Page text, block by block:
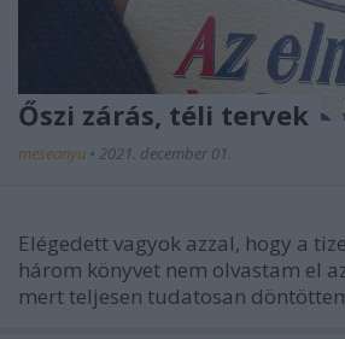
Őszi zárás, téli tervek
meseanyu • 2021. december 01.
Elégedett vagyok azzal, hogy a
három könyvet nem olvastam el
mert teljesen tudatosan